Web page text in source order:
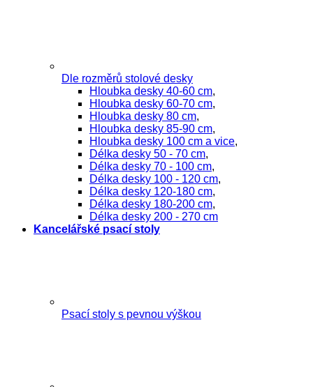
Dle rozměrů stolové desky
Hloubka desky 40-60 cm,
Hloubka desky 60-70 cm,
Hloubka desky 80 cm,
Hloubka desky 85-90 cm,
Hloubka desky 100 cm a vice,
Délka desky 50 - 70 cm,
Délka desky 70 - 100 cm,
Délka desky 100 - 120 cm,
Délka desky 120-180 cm,
Délka desky 180-200 cm,
Délka desky 200 - 270 cm
Kancelářské psací stoly
Psací stoly s pevnou výškou